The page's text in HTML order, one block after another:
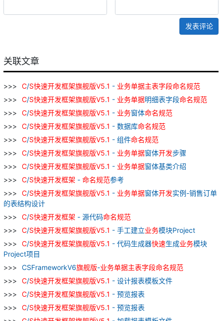
发表评论
关联文章
C/S快速开发框架旗舰版V5.1 - 业务单据主表字段命名规范
C/S快速开发框架旗舰版V5.1 - 业务单据明细表字段命名规范
C/S快速开发框架旗舰版V5.1 - 业务窗体命名规范
C/S快速开发框架旗舰版V5.1 - 数据库命名规范
C/S快速开发框架旗舰版V5.1 - 组件命名规范
C/S快速开发框架旗舰版V5.1 - 业务单据窗体开发步骤
C/S快速开发框架旗舰版V5.1 - 业务单据窗体基类介绍
C/S快速开发框架 - 命名规范参考
C/S快速开发框架旗舰版V5.1 - 业务单据窗体开发实例-销售订单
的表结构设计
C/S快速开发框架 - 源代码命名规范
C/S快速开发框架旗舰版V5.1 - 手工建立业务模块Project
C/S快速开发框架旗舰版V5.1 - 代码生成器快速生成业务模块
Project项目
CSFrameworkV6旗舰版-业务单据主表字段命名规范
C/S快速开发框架旗舰版V5.1 - 设计报表模板文件
C/S快速开发框架旗舰版V5.1 - 预览报表
C/S快速开发框架旗舰版V5.1 - 预览报表